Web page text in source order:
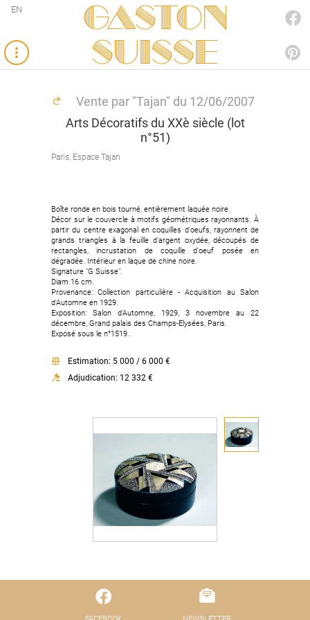
Gaston
SUISSE
EN
Vente par "Tajan" du 12/06/2007
Arts Décoratifs du XXè siècle (lot
n°51)
Paris, Espace Tajan
Boîte ronde en bois tourné, entièrement laquée noire.
Décor sur le couvercle à motifs géométriques rayonnants. À
partir du centre exagonal en coquilles d'oeufs, rayonnent de
grands triangles à la feuille d'argent oxydée, découpés de
rectangles, incrustation de coquille d'oeuf posée en
dégradée. Intérieur en laque de chine noire.
Signature "G Suisse".
Diam.16 cm.
Provenance: Collection particulière - Acquisition au Salon
d'Automne en 1929.
Exposition: Salon d'Automne, 1929, 3 novembre au 22
décembre, Grand palais des Champs-Elysées, Paris.
Exposé sous le n°1519.
Estimation: 5 000 / 6 000 €
Adjudication: 12 332 €